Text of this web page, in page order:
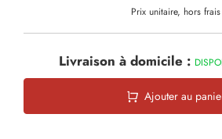
Prix unitaire, hors frais
Livraison à domicile :
Ajouter au